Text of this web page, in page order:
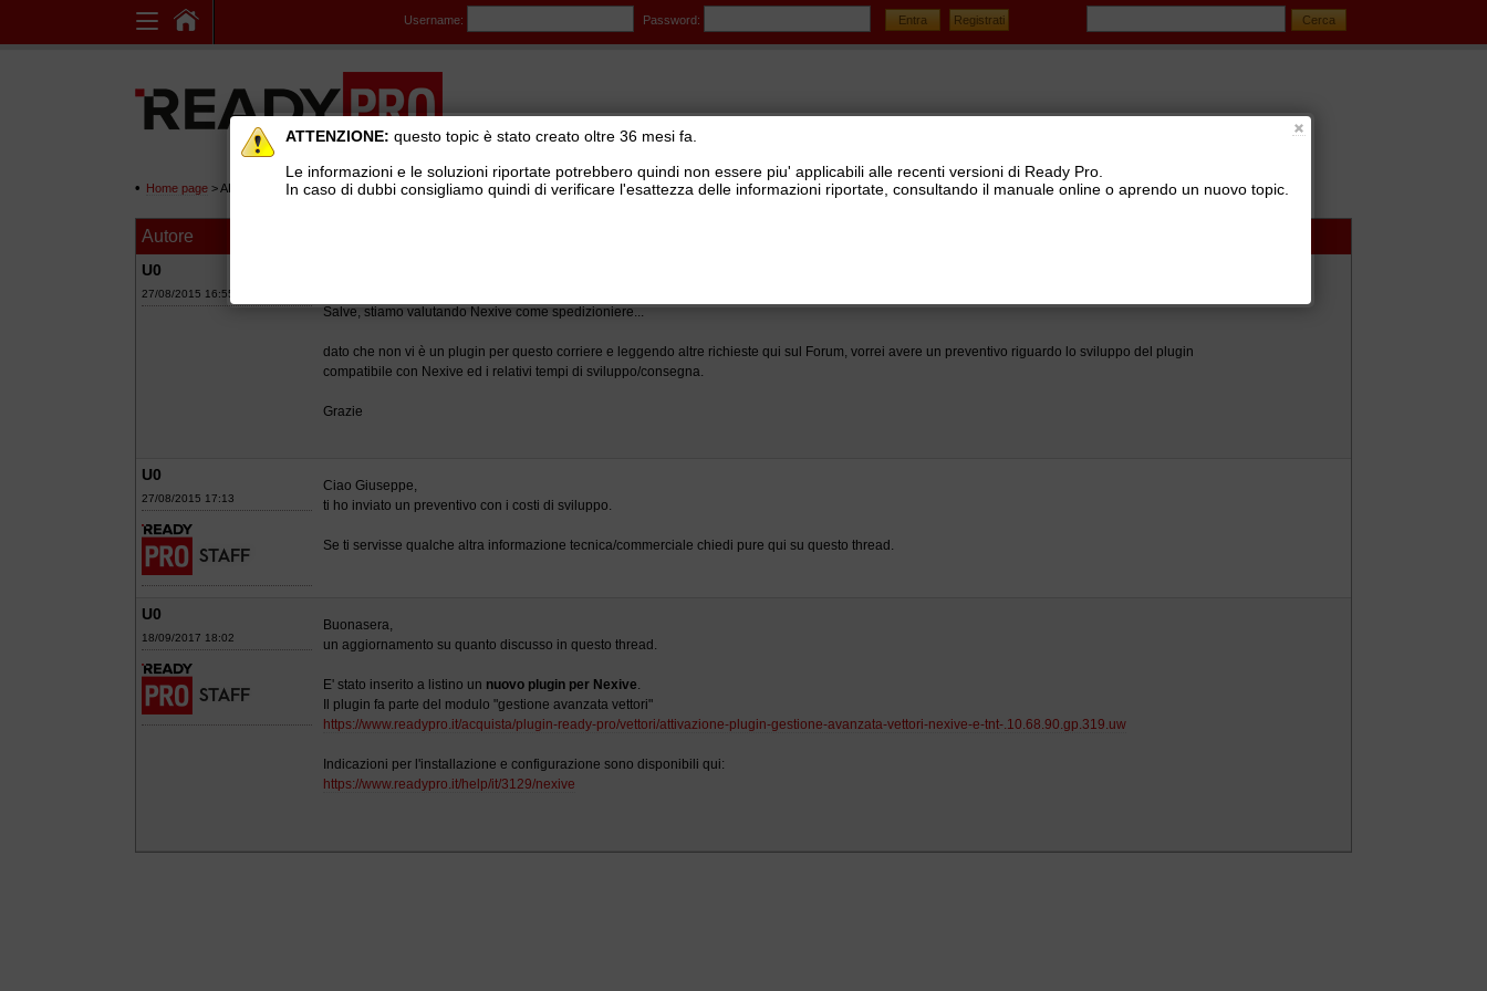
Username: Password:
Home page > AREE DI SUPPORTO TECNICO GRATUITO>Gestionale Ready Pro>Logistica, lotti e matricole, picking, corrieri e tracking >Distinte di spedizione vettori (BRT, SDA, TNT, UPS, GLS, ...)
Autore
U0
27/08/2015 16:55
Salve, stiamo valutando Nexive come spedizioniere...
dato che non vi è un plugin per questo corriere e leggendo altre richieste qui sul Forum, vorrei avere un preventivo riguardo lo sviluppo del plugin
compatibile con Nexive ed i relativi tempi di sviluppo/consegna.
Grazie
U0
27/08/2015 17:13
Ciao Giuseppe,
ti ho inviato un preventivo con i costi di sviluppo.
Se ti servisse qualche altra informazione tecnica/commerciale chiedi pure qui su questo thread.
U0
18/09/2017 18:02
Buonasera,
un aggiornamento su quanto discusso in questo thread.
E' stato inserito a listino un nuovo plugin per Nexive.
Il plugin fa parte del modulo "gestione avanzata vettori"
https://www.readypro.it/acquista/plugin-ready-pro/vettori/attivazione-plugin-gestione-avanzata-vettori-nexive-e-tnt-.10.68.90.gp.319.uw
Indicazioni per l'installazione e configurazione sono disponibili qui:
https://www.readypro.it/help/it/3129/nexive
ATTENZIONE: questo topic è stato creato oltre 36 mesi fa.
Le informazioni e le soluzioni riportate potrebbero quindi non essere piu' applicabili alle recenti versioni di Ready Pro.
In caso di dubbi consigliamo quindi di verificare l'esattezza delle informazioni riportate, consultando il manuale online o aprendo un nuovo topic.